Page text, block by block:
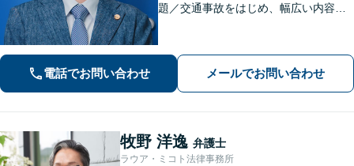
題／交通事故をはじめ、幅広い内容の
依頼者様にとって納得感の高い解決を
目指します【夜間・休日相談可】【金
山駅5分】
電話でお問い合わせ メールでお問い合わせ
牧野 洋逸 弁護士
ラウア・ミコト法律事務所